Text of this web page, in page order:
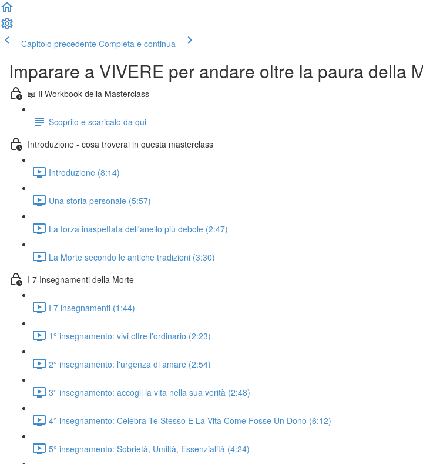
Capitolo precedente Completa e continua
Imparare a VIVERE per andare oltre la paura della
📖 Il Workbook della Masterclass
Scoprilo e scaricalo da qui
Introduzione - cosa troverai in questa masterclass
Introduzione (8:14)
Una storia personale (5:57)
La forza inaspettata dell'anello più debole (2:47)
La Morte secondo le antiche tradizioni (3:30)
I 7 Insegnamenti della Morte
I 7 insegnamenti (1:44)
1° insegnamento: vivi oltre l'ordinario (2:23)
2° insegnamento: l'urgenza di amare (2:54)
3° insegnamento: accogli la vita nella sua verità (2:48)
4° insegnamento: Celebra Te Stesso E La Vita Come Fosse Un Dono (6:12)
5° insegnamento: Sobrietà, Umiltà, Essenzialità (4:24)